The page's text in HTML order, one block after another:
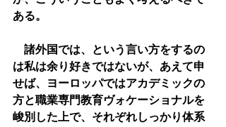
ある。
諸外国では、という言い方をするの
は私は余り好きではないが、あえて申
せば、ヨーロッパではアカデミックの
方と職業専門教育ヴォケーショナルを
峻別した上で、それぞれしっかり体系